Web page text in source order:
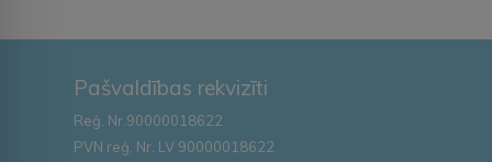
Pašvaldības rekvizīti
Reģ. Nr.90000018622
PVN reģ. Nr. LV 90000018622